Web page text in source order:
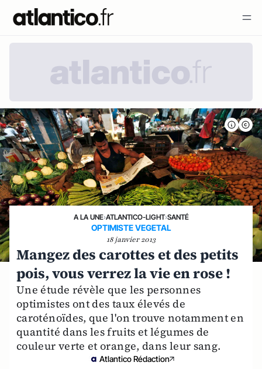
A LA UNE›ATLANTICO-LIGHT›SANTÉ
OPTIMISTE VEGETAL
18 janvier 2013
Mangez des carottes et des petits
pois, vous verrez la vie en rose !
Une étude révèle que les personnes
optimistes ont des taux élevés de
caroténoïdes, que l'on trouve notamment en
quantité dans les fruits et légumes de
couleur verte et orange, dans leur sang.
Atlantico Rédaction